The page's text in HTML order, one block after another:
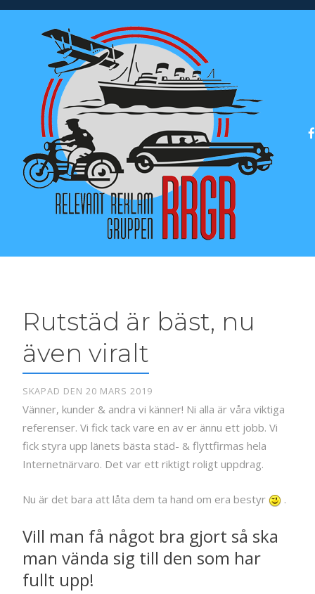
Rutstäd är bäst, nu
även viralt
SKAPAD DEN 20 MARS 2019
Vänner, kunder & andra vi känner! Ni alla är våra viktiga
referenser. Vi fick tack vare en av er ännu ett jobb. Vi
fick styra upp länets bästa städ- & flyttfirmas hela
Internetnärvaro. Det var ett riktigt roligt uppdrag.
Nu är det bara att låta dem ta hand om era bestyr .
Vill man få något bra gjort så ska
man vända sig till den som har
fullt upp!